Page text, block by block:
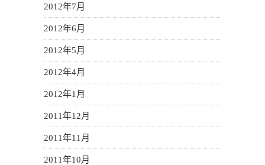
2012年7月
2012年6月
2012年5月
2012年4月
2012年1月
2011年12月
2011年11月
2011年10月